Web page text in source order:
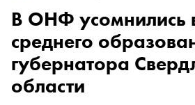
В ОНФ усомнились
среднего
губернатора
области